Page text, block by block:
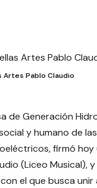
Artes Pablo Claudio
de Generación
y humano de
firmó
(Liceo Musical),
el que busca